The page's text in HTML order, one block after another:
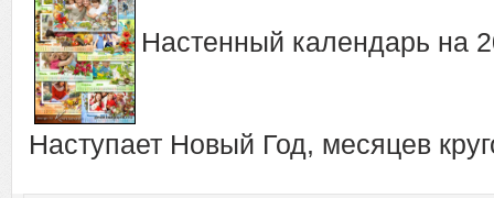
Настенный календарь на
Наступает Новый Год, месяцев